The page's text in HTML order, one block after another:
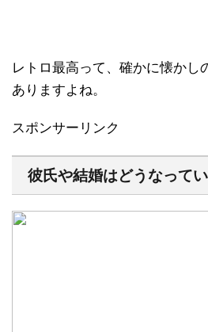
レトロ最高って、確かに懐かし
ありますよね。
スポンサーリンク
彼氏や結婚はどうなって